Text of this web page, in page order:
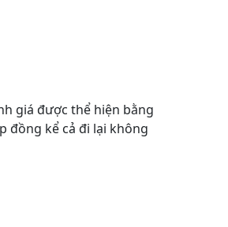
giá được thể hiện bằng
đồng kể cả đi lại không